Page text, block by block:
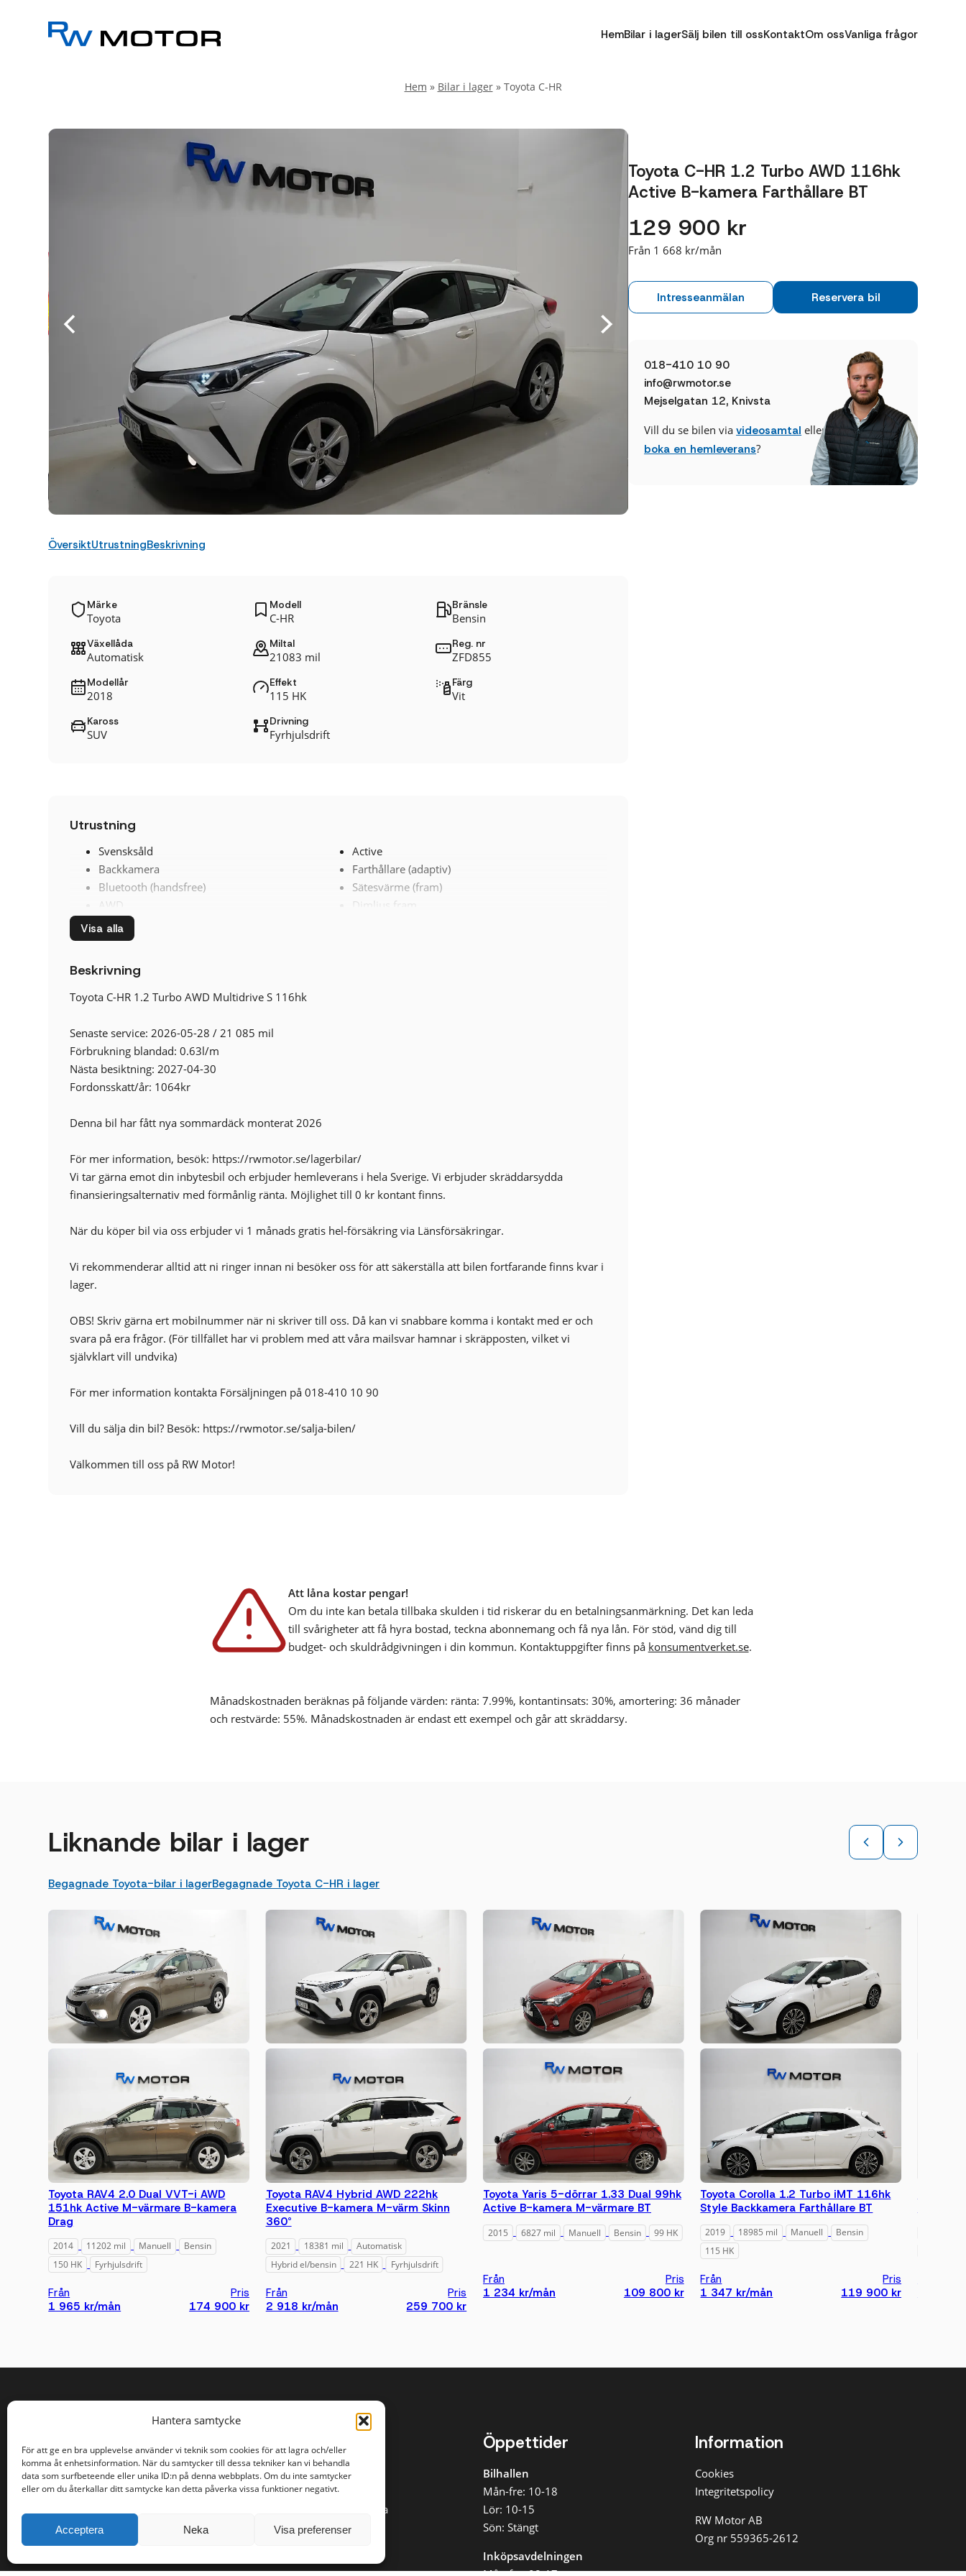
Hantera samtycke
För att ge en bra upplevelse använder vi teknik som cookies för att lagra och/eller
komma åt enhetsinformation. När du samtycker till dessa tekniker kan vi behandla
data som surfbeteende eller unika ID:n på denna webbplats. Om du inte samtycker
eller om du återkallar ditt samtycke kan detta påverka vissa funktioner negativt.
Acceptera Neka Visa preferenser
HemBilar i lagerSälj bilen till ossKontaktOm ossVanliga frågor
Hem » Bilar i lager» Toyota C-HR
ÖversiktUtrustningBeskrivning
Märke
Toyota
Modell
C-HR
Bränsle
Bensin
Växellåda
Automatisk
Miltal
21083 mil
Reg. nr
ZFD855
Modellår
2018
Effekt
115 HK
Färg
Vit
Kaross
SUV
Drivning
Fyrhjulsdrift
Utrustning
Svensksåld
Active
Backkamera
Farthållare (adaptiv)
Bluetooth (handsfree)
Sätesvärme (fram)
AWD
Dimljus fram
Tonade rutor
Euro NCAP 5
12V-UTTAG
Färddator
Barnlås
AUX-ingång
Broms-assistans
Centrallås (fjärrstyrt)
Euro 6
Regnsensor
Servostyrning
Sidoairbags
Sidokrockgardiner
Sminkspegel
Sportstolar
Yttertemperaturmätare
Visa alla
Beskrivning
Toyota C-HR 1.2 Turbo AWD Multidrive S 116hk
Senaste service: 2026-05-28 / 21 085 mil
Förbrukning blandad: 0.63l/m
Nästa besiktning: 2027-04-30
Fordonsskatt/år: 1064kr
Denna bil har fått nya sommardäck monterat 2026
För mer information, besök: https://rwmotor.se/lagerbilar/
Vi tar gärna emot din inbytesbil och erbjuder hemleverans i hela Sverige. Vi erbjuder skräddarsydda
finansieringsalternativ med förmånlig ränta. Möjlighet till 0 kr kontant finns.
När du köper bil via oss erbjuder vi 1 månads gratis hel-försäkring via Länsförsäkringar.
Vi rekommenderar alltid att ni ringer innan ni besöker oss för att säkerställa att bilen fortfarande finns kvar i
lager.
OBS! Skriv gärna ert mobilnummer när ni skriver till oss. Då kan vi snabbare komma i kontakt med er och
svara på era frågor. (För tillfället har vi problem med att våra mailsvar hamnar i skräpposten, vilket vi
självklart vill undvika)
För mer information kontakta Försäljningen på 018-410 10 90
Vill du sälja din bil? Besök: https://rwmotor.se/salja-bilen/
Välkommen till oss på RW Motor!
Toyota C-HR 1.2 Turbo AWD 116hk
Active B-kamera Farthållare BT
129 900 kr
Från 1 668 kr/mån
Intresseanmälan Reservera bil
018-410 10 90
info@rwmotor.se
Mejselgatan 12, Knivsta
Vill du se bilen viavideosamtal eller
boka en hemleverans?
Att låna kostar pengar!
Om du inte kan betala tillbaka skulden i tid riskerar du en betalningsanmärkning. Det kan leda
till svårigheter att få hyra bostad, teckna abonnemang och få nya lån. För stöd, vänd dig till
budget- och skuldrådgivningen i din kommun. Kontaktuppgifter finns på konsumentverket.se.
Månadskostnaden beräknas på följande värden: ränta: 7.99%, kontantinsats: 30%, amortering: 36 månader
och restvärde: 55%. Månadskostnaden är endast ett exempel och går att skräddarsy.
Liknande bilar i lager
Begagnade Toyota-bilar i lagerBegagnade Toyota C-HR i lager
Toyota RAV4 2.0 Dual VVT-i AWD
151hk Active M-värmare B-kamera
Drag
2014 11202 mil Manuell
Bensin
150 HK
Fyrhjulsdrift
Från
1 965 kr/mån
Pris
174 900 kr
Toyota RAV4 Hybrid AWD 222hk
Executive B-kamera M-värm Skinn
360°
2021 18381 mil
Automatisk
Hybrid el/bensin
221 HK Fyrhjulsdrift
Från
2 918 kr/mån
Pris
259 700 kr
Toyota Yaris 5-dörrar 1.33 Dual 99hk
Active B-kamera M-värmare BT
2015 6827 mil Manuell Bensin 99 HK
Från
1 234 kr/mån
Pris
109 800 kr
Toyota Corolla 1.2 Turbo iMT 116hk
Style Backkamera Farthållare BT
2019 18985 mil Manuell
Bensin
115 HK
Från
1 347 kr/mån
Pris
119 900 kr
Sidor
Våra bilar
Sälj bilen
Vanliga frågor
Kontakt
018 - 410 10 90
info@rwmotor.se
Mejselgatan 12, Knivsta
Kontakta oss
Öppettider
Bilhallen
Mån-fre: 10-18
Lör: 10-15
Sön: Stängt
Inköpsavdelningen
Information
Cookies
Integritetspolicy
RW Motor AB
Org nr 559365-2612